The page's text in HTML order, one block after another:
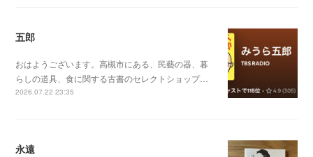
五郎
おはようございます。高槻市にある、民藝の器、暮
らしの道具、食に関する古書のセレクトショップ…
2026.07.22 23:35
永遠